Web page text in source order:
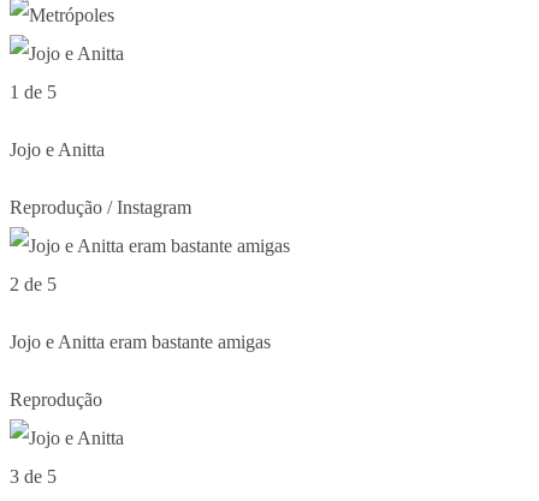
1 de 5
Jojo e Anitta
Reprodução / Instagram
2 de 5
Jojo e Anitta eram bastante amigas
Reprodução
3 de 5